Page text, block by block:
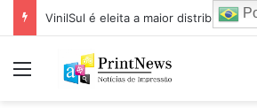
Menu